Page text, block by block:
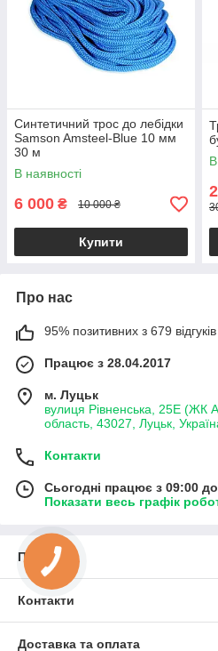
Синтетичний трос до лебідки
Samson Amsteel-Blue 10 мм
30 м
В наявності
6 000 ₴ 10 000 ₴
Купити
Про нас
95% позитивних з 679 відгуків
Працює з 28.04.2017
м. Луцьк
вулиця Рівненська, 25Е (ЖК
область, 43027, Луцьк,
Контакти
Сьогодні працює з 09:00
Показати весь графік
Про нас
Контакти
Доставка та оплата